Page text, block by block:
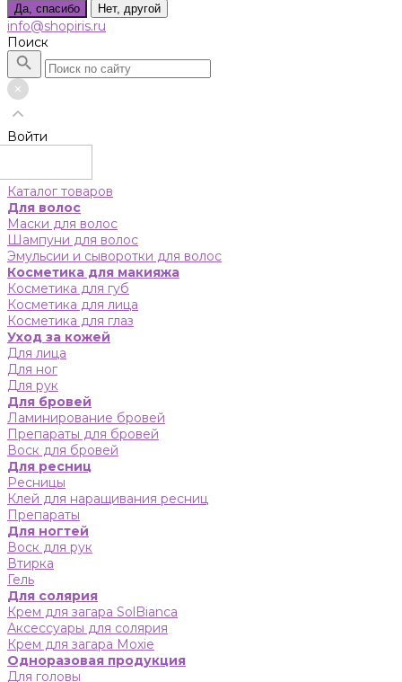
Да, спасибо Нет, другой
info@shopiris.ru
Поиск
Войти
Каталог товаров
Для волос
Маски для волос
Шампуни для волос
Эмульсии и сыворотки для волос
Косметика для макияжа
Косметика для губ
Косметика для лица
Косметика для глаз
Уход за кожей
Для лица
Для ног
Для рук
Для бровей
Ламинирование бровей
Препараты для бровей
Воск для бровей
Для ресниц
Ресницы
Клей для наращивания ресниц
Препараты
Для ногтей
Воск для рук
Втирка
Гель
Для солярия
Крем для загара SolBianca
Аксессуары для солярия
Крем для загара Moxie
Одноразовая продукция
Для головы